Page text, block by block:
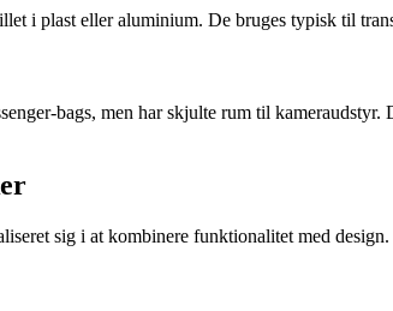
i plast eller aluminium. De bruges typisk til
bags, men har skjulte rum til
sig i at kombinere funktionalitet med design.